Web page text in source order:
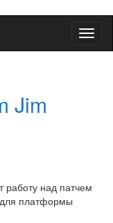
Вкл/
выкл
Jim
работу над патчем
платформы